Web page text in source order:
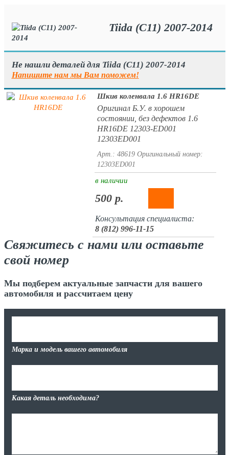
Tiida (C11) 2007-2014
Не нашли деталей для Tiida (C11) 2007-2014
Напишите нам мы Вам поможем!
Шкив коленвала 1.6 HR16DE
Оригинал Б.У. в хорошем
состоянии, без дефектов 1.6
HR16DE 12303-ED001
12303ED001
Арт.: 48619 Оригинальный номер:
12303ED001
в наличии
500 р.
Консультация специалиста:
8 (812) 996-11-15
Свяжитесь с нами или оставьте
свой номер
Мы подберем актуальные запчасти для вашего
автомобиля и рассчитаем цену
Марка и модель вашего автомобиля
Какая деталь необходима?